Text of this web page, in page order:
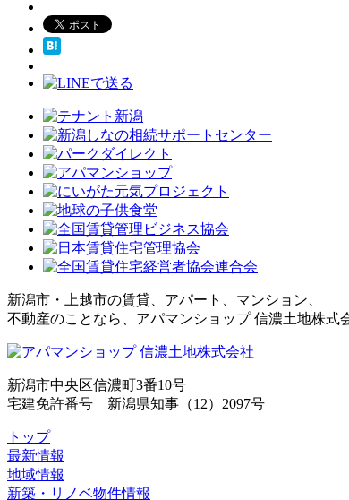
新潟市・上越市の賃貸、アパート、マンション、
不動産のことなら、アパマンショップ 信濃土地株式
新潟市中央区信濃町3番10号
宅建免許番号 新潟県知事（12）2097号
トップ
最新情報
地域情報
新築・リノベ物件情報